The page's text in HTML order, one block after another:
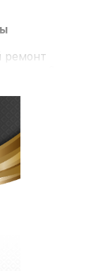
ремонт